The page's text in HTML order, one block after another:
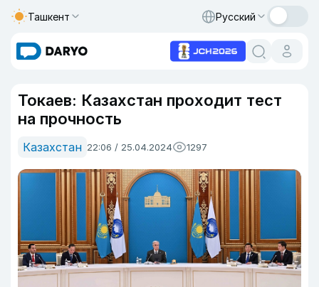
Ташкент Русский
Токаев: Казахстан проходит тест
на прочность
Казахстан 22:06 / 25.04.2024 1297